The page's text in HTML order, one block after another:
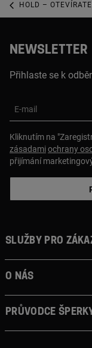
HOLD –
NEWSLETTER
Přihlaste se k
E-mail
Kliknutím na
zásadamiochrany
přijímání
Služby pro
O nás
Průvodce